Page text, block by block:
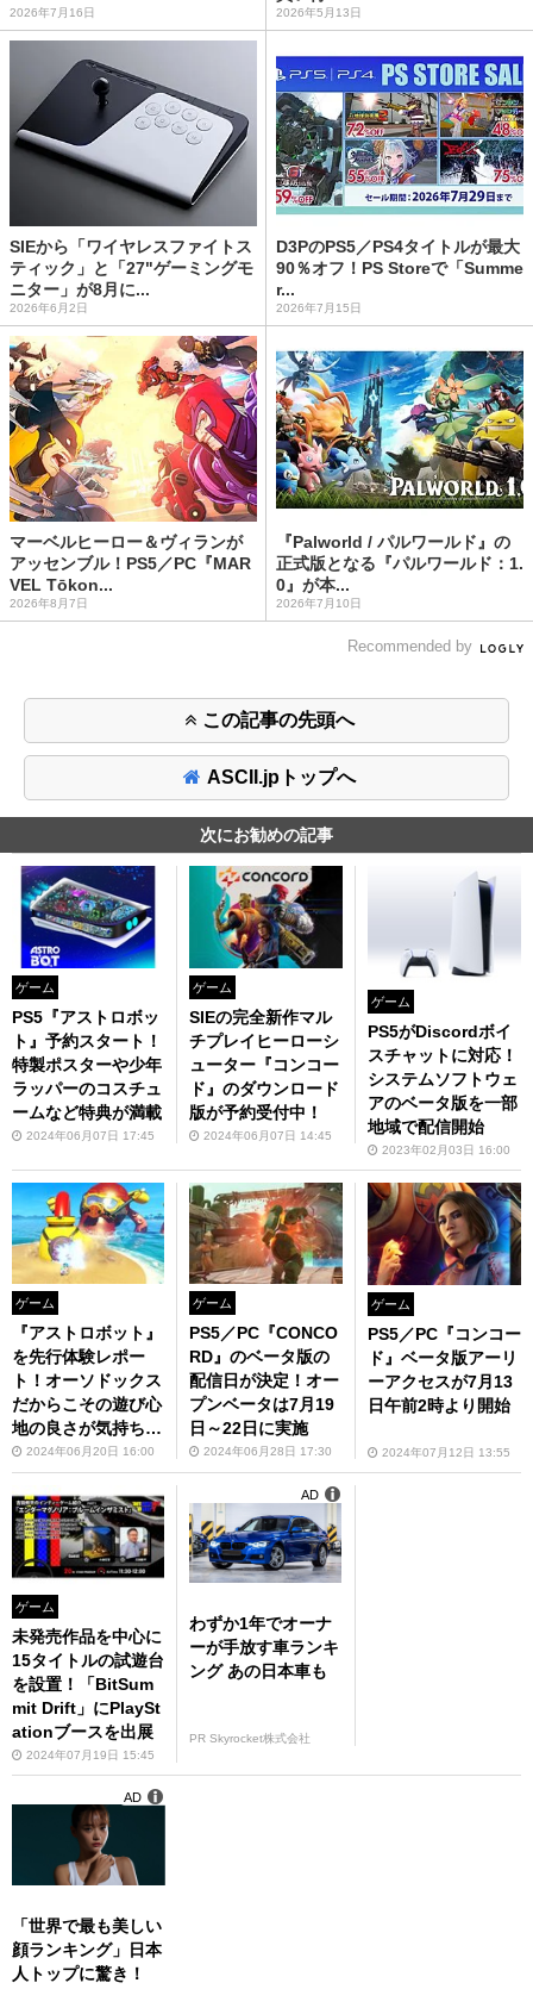
2026年7月16日 2026年5月13日
SIEから「ワイヤレスファイトス
ティック」と「27"ゲーミングモ
ニター」が8月に...
2026年6月2日
D3PのPS5／PS4タイトルが最大
90％オフ！PS Storeで「Summe
r...
2026年7月15日
マーベルヒーロー＆ヴィランが
アッセンブル！PS5／PC『MAR
VEL Tōkon...
2026年8月7日
『Palworld / パルワールド』の
正式版となる『パルワールド：1.
0』が本...
2026年7月10日
Recommended by
この記事の先頭へ
ASCII.jpトップへ
次にお勧めの記事
ゲーム
PS5『アストロボッ
ト』予約スタート！
特製ポスターや少年
ラッパーのコスチュ
ームなど特典が満載
2024年06月07日 17:45
ゲーム
SIEの完全新作マル
チプレイヒーローシ
ューター『コンコー
ド』のダウンロード
版が予約受付中！
2024年06月07日 14:45
ゲーム
PS5がDiscordボイ
スチャットに対応！
システムソフトウェ
アのベータ版を一部
地域で配信開始
2023年02月03日 16:00
ゲーム
『アストロボット』
を先行体験レポー
ト！オーソドックス
だからこその遊び心
地の良さが気持ちイ
イ2024年06月20日 16:00
ゲーム
PS5／PC『CONCO
RD』のベータ版の
配信日が決定！オー
プンベータは7月19
日～22日に実施
2024年06月28日 17:30
ゲーム
PS5／PC『コンコー
ド』ベータ版アーリ
ーアクセスが7月13
日午前2時より開始
2024年07月12日 13:55
ゲーム
未発売作品を中心に
15タイトルの試遊台
を設置！「BitSum
mit Drift」にPlaySt
ationブースを出展
2024年07月19日 15:45
わずか1年でオーナ
ーが手放す車ランキ
ング あの日本車も
PR Skyrocket株式会社
AD
「世界で最も美しい
顔ランキング」日本
人トップに驚き！
AD